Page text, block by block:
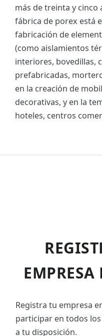
más de treinta y
fábrica de porex está
fabricación de
(como aislamientos
interiores, bovedillas,
prefabricadas,
en la creación de
decorativas, y en la
hoteles, centros
Registra tu empresa
participar en todos
a tu disposición.